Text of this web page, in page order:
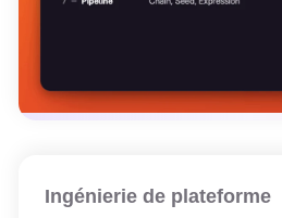
Ingénierie de plateforme